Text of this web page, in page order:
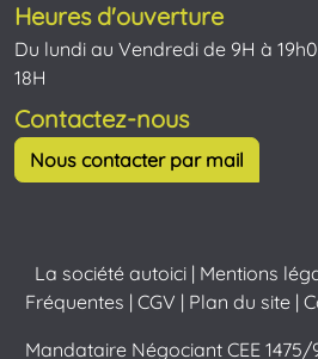
Heures d'ouverture
Du lundi au Vendredi de 9H à
18H
Contactez-nous
Nous contacter par mail
La société autoici | Mentions
Fréquentes | CGV | Plan du site|
Mandataire Négociant CEE 1475/